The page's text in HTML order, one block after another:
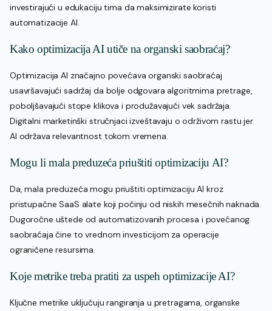
investirajući u edukaciju tima da maksimizirate koristi
automatizacije AI.
Kako optimizacija AI utiče na organski saobraćaj?
Optimizacija AI značajno povećava organski saobraćaj
usavršavajući sadržaj da bolje odgovara algoritmima pretrage,
poboljšavajući stope klikova i produžavajući vek sadržaja.
Digitalni marketinški stručnjaci izveštavaju o održivom rastu jer
AI održava relevantnost tokom vremena.
Mogu li mala preduzeća priuštiti optimizaciju AI?
Da, mala preduzeća mogu priuštiti optimizaciju AI kroz
pristupačne SaaS alate koji počinju od niskih mesečnih naknada.
Dugoročne uštede od automatizovanih procesa i povećanog
saobraćaja čine to vrednom investicijom za operacije
ograničene resursima.
Koje metrike treba pratiti za uspeh optimizacije AI?
Ključne metrike uključuju rangiranja u pretragama, organske